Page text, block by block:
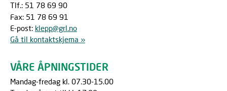
Tlf.: 51 78 69 90
Fax: 51 78 69 91
E-post: klepp@grl.no
Gå til kontaktskjema »
VÅRE ÅPNINGSTIDER
Mandag-fredag kl. 07.30-15.00